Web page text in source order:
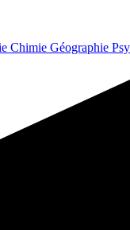
Chimie Géographie